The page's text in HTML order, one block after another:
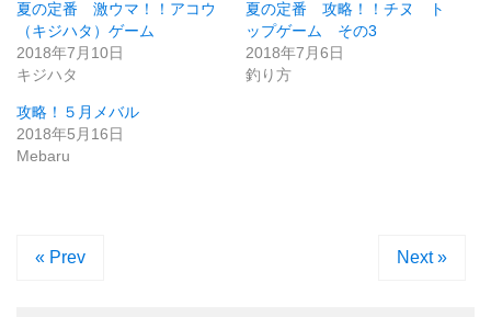
夏の定番 激ウマ！！アコウ
（キジハタ）ゲーム
2018年7月10日
キジハタ
夏の定番 攻略！！チヌ ト
ップゲーム その3
2018年7月6日
釣り方
攻略！５月メバル
2018年5月16日
Mebaru
« Prev Next »